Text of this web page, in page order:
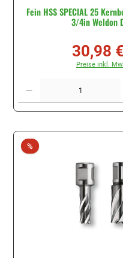
Fein HSS SPECIAL 25
3/4in Weldon
Verkaufspreis:
30,98 €
Preise inkl.
%Rabatt